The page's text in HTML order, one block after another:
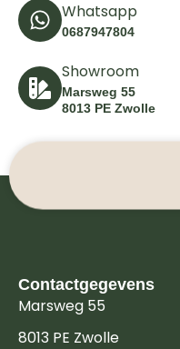
Whatsapp
0687947804
Showroom
Marsweg 55
8013 PE Zwolle
Contactgegevens
Marsweg 55
8013 PE Zwolle